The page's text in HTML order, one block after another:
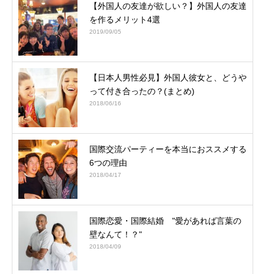
【外国人の友達が欲しい？】外国人の友達
を作るメリット4選
2019/09/05
【日本人男性必見】外国人彼女と、どうや
って付き合ったの？(まとめ)
2018/06/16
国際交流パーティーを本当におススメする
6つの理由
2018/04/17
国際恋愛・国際結婚 "愛があれば言葉の
壁なんて！？"
2018/04/09